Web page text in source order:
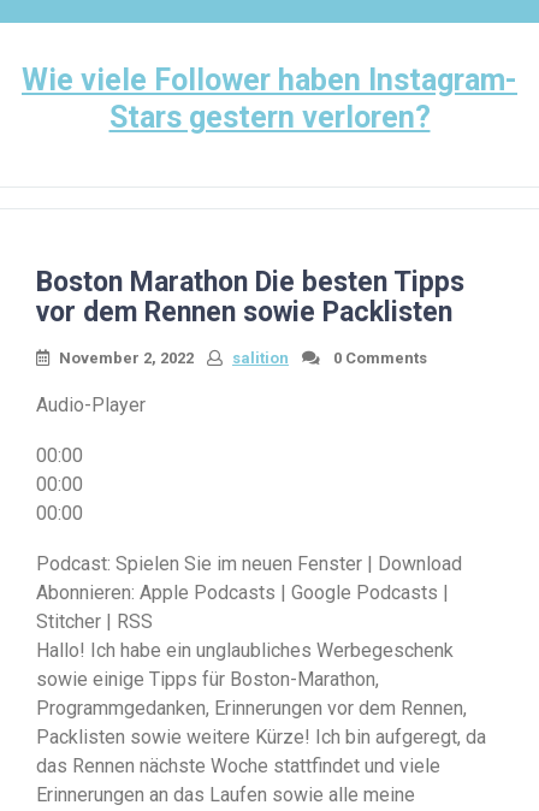
content
Wie viele Follower haben Instagram-
Stars gestern verloren?
Boston Marathon Die besten Tipps
vor dem Rennen sowie Packlisten
November 2, 2022 salition 0 Comments
Audio-Player
00:00
00:00
00:00
Podcast: Spielen Sie im neuen Fenster | Download
Abonnieren: Apple Podcasts | Google Podcasts |
Stitcher | RSS
Hallo! Ich habe ein unglaubliches Werbegeschenk
sowie einige Tipps für Boston-Marathon,
Programmgedanken, Erinnerungen vor dem Rennen,
Packlisten sowie weitere Kürze! Ich bin aufgeregt, da
das Rennen nächste Woche stattfindet und viele
Erinnerungen an das Laufen sowie alle meine